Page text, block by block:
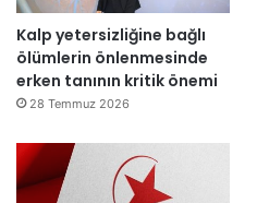
a
ç
ı
l
d
Kalp yetersizliğine bağlı
ölümlerin önlenmesinde
erken tanının kritik önemi
28 Temmuz 2026